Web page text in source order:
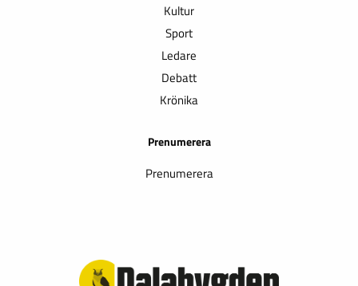
Kultur
Sport
Ledare
Debatt
Krönika
Prenumerera
Prenumerera